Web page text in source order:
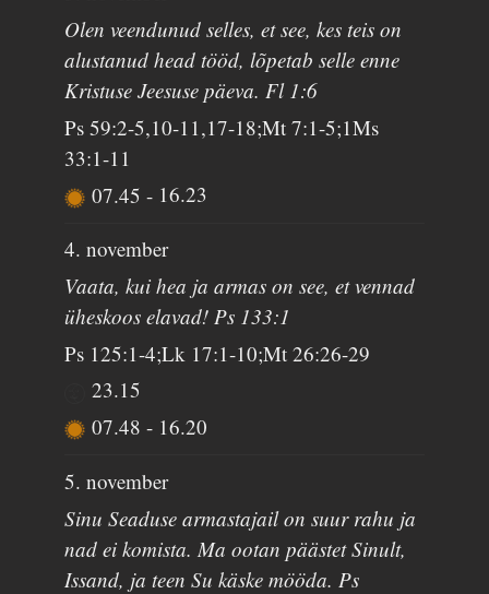
Olen veendunud selles, et see, kes teis on
alustanud head tööd, lõpetab selle enne
Kristuse Jeesuse päeva. Fl 1:6
Ps 59:2-5,10-11,17-18;Mt 7:1-5;1Ms
33:1-11
07.45- 16.23
4. november
Vaata, kui hea ja armas on see, et vennad
üheskoos elavad! Ps 133:1
Ps 125:1-4;Lk 17:1-10;Mt 26:26-29
23.15
07.48- 16.20
5. november
Sinu Seaduse armastajail on suur rahu ja
nad ei komista. Ma ootan päästet Sinult,
Issand, ja teen Su käske mööda. Ps